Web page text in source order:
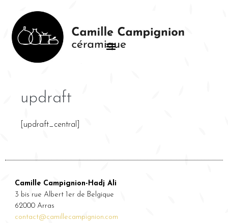
updraft
[updraft_central]
Camille Campignion-Hadj Ali
3 bis rue Albert 1er de Belgique
62000 Arras
contact@camillecampignion.com